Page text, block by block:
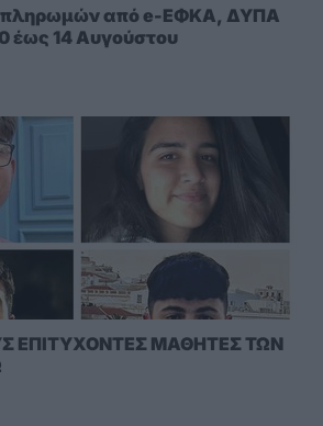
πληρωμών από e-ΕΦΚΑ, ΔΥΠΑ
έως 14 Αυγούστου
ΕΠΙΤΥΧΟΝΤΕΣ ΜΑΘΗΤΕΣ ΤΩΝ